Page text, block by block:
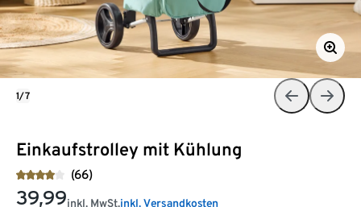
Einkaufstrolley mit Kühlung
(66)
39,99inkl. MwSt.inkl. Versandkosten
1/7